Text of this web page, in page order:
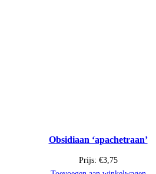
Obsidiaan ‘apachetraan’
Prijs: €3,75